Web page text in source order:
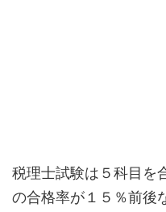
税理士試験は５科目を
の合格率が１５％前後